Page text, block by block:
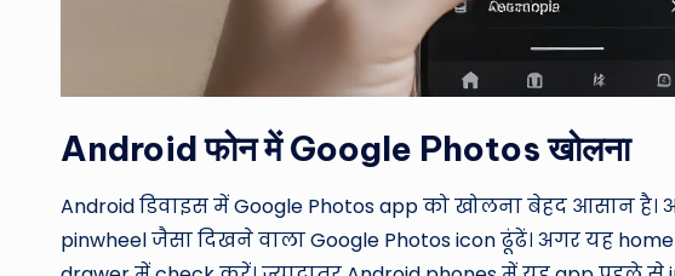
Android फोन में Google Photos खोलना
Android डिवाइस में Google Photos app को खोलना बेहद आसान
pinwheel जैसा दिखने वाला Google Photos icon ढूंढें। अगर यह